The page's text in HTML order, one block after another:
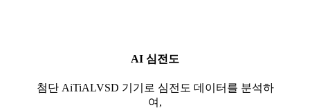
AI 심전도
첨단 AiTiALVSD 기기로 심전도 데이터를 분석하
여,